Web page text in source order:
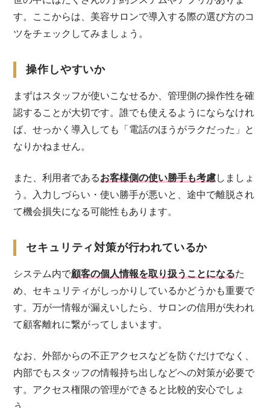
す。ここからは、美容サロンで導入する際の選び方のコ
ツをチェックしてみましょう。
操作しやすいか
まずはスタッフが使いこなせるか、管理側の操作性を確
認することが大切です。誰でも使えるようにならなけれ
ば、せっかく導入しても「電話のほうがラクだった」と
なりかねません。
また、利用者であるお客様側の使い勝手も考慮しましょ
う。入力しづらい・使い勝手が悪いと、途中で離脱され
て機会損失になる可能性もあります。
セキュリティ対策が行われているか
システム内で顧客の個人情報を取り扱うことになるた
め、セキュリティがしっかりしているかどうかも重要で
す。万が一情報が漏えいしたら、サロンの信用が失われ
て顧客離れに繋がってしまいます。
なお、外部からの不正アクセスなどを防ぐだけでなく、
内部でもスタッフの情報持ち出しなどへの対策が必要で
す。アクセス権限の管理ができると比較的安心でしょ